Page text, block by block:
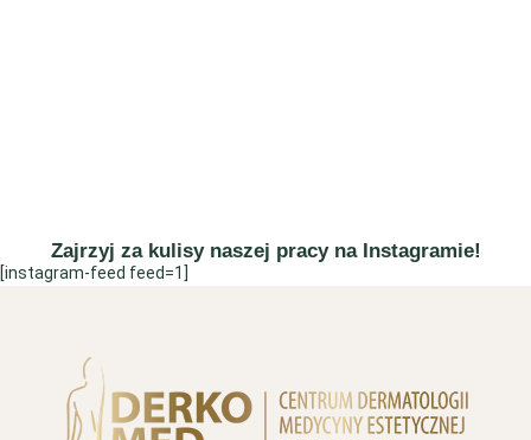
Zajrzyj za kulisy naszej pracy na Instagramie!
[instagram-feed feed=1]